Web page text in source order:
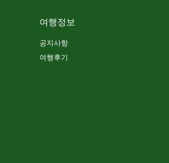
여행정보
공지사항
여행후기